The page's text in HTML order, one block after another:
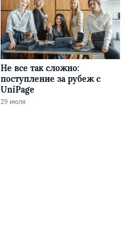
Не все так сложно:
поступление за рубеж с
UniPage
29 июля